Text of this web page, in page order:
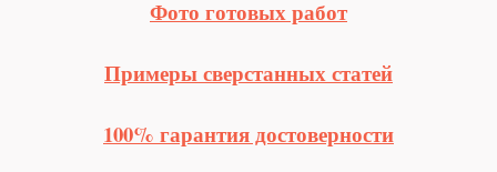
Фото готовых работ
Примеры сверстанных статей
100% гарантия достоверности